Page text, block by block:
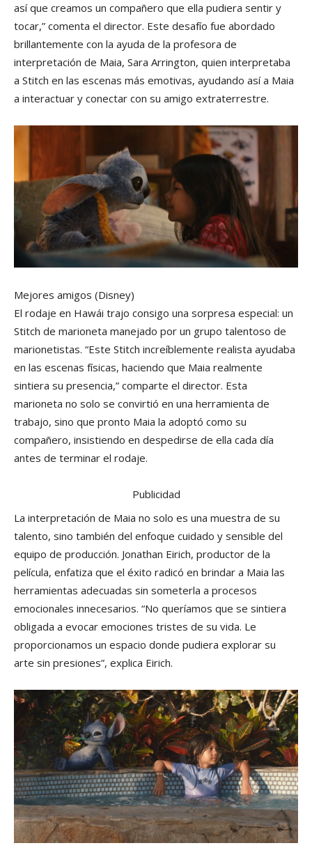
así que creamos un compañero que ella pudiera sentir y
tocar,” comenta el director. Este desafío fue abordado
brillantemente con la ayuda de la profesora de
interpretación de Maia, Sara Arrington, quien interpretaba
a Stitch en las escenas más emotivas, ayudando así a Maia
a interactuar y conectar con su amigo extraterrestre.
Mejores amigos (Disney)
El rodaje en Hawái trajo consigo una sorpresa especial: un
Stitch de marioneta manejado por un grupo talentoso de
marionetistas. “Este Stitch increíblemente realista ayudaba
en las escenas físicas, haciendo que Maia realmente
sintiera su presencia,” comparte el director. Esta
marioneta no solo se convirtió en una herramienta de
trabajo, sino que pronto Maia la adoptó como su
compañero, insistiendo en despedirse de ella cada día
antes de terminar el rodaje.
Publicidad
La interpretación de Maia no solo es una muestra de su
talento, sino también del enfoque cuidado y sensible del
equipo de producción. Jonathan Eirich, productor de la
película, enfatiza que el éxito radicó en brindar a Maia las
herramientas adecuadas sin someterla a procesos
emocionales innecesarios. “No queríamos que se sintiera
obligada a evocar emociones tristes de su vida. Le
proporcionamos un espacio donde pudiera explorar su
arte sin presiones”, explica Eirich.